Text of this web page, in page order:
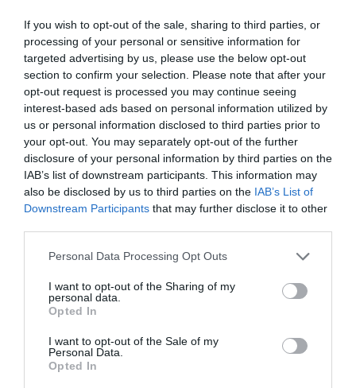
If you wish to opt-out of the sale, sharing to third parties, or
processing of your personal or sensitive information for
targeted advertising by us, please use the below opt-out
section to confirm your selection. Please note that after your
opt-out request is processed you may continue seeing
interest-based ads based on personal information utilized by
us or personal information disclosed to third parties prior to
your opt-out. You may separately opt-out of the further
disclosure of your personal information by third parties on the
IAB’s list of downstream participants. This information may
also be disclosed by us to third parties on the IAB’s List of
Downstream Participants that may further disclose it to other
Please note that this website/app uses one or more Google
not limited to your visit or usage behaviour. You may click to
grant or deny consent to Google and its third-party tags to
use your data for below specified purposes in below Google
consent section.
Personal Data Processing Opt Outs
I want to opt-out of the Sharing of my
personal data.
Opted In
I want to opt-out of the Sale of my
Personal Data.
Opted In
“Ελευθέριος Βενιζέλος”: Συνελήφθη
37χρονος με 4 μαχαίρια και δύο ψαλίδια
κλαδέματος
Ακολούθησε το debater.gr στο
Google News
και μάθετε πρώτοι όλες τις ειδήσεις
Share Tweet